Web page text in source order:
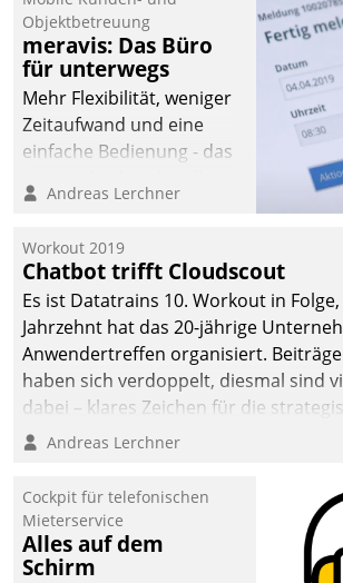
Objektbetreuung
meravis: Das Büro
für unterwegs
Mehr Flexibilität, weniger
Zeitaufwand und eine
einfache Bedienung - das
Cockpit für mobile
Datatrain. Die meravis
Wohnungsbau- und
Immobilien GmbH hat
sich dabei für den Betrieb
der Lösung über die SAP
Cloud Platform
entschieden - als erstes
Unternehmen am
Andreas Lerchner
Workout 2019
Chatbot trifft Cloudscout
Es ist Datatrains 10. Workout in
Jahrzehnt hat das 20-jährige
Anwendertreffen organisiert.
haben sich verdoppelt, diesmal sind
dabei – klares Zeichen für die
Fokussierung auf den Kunden.
Andreas Lerchner
Cockpit für telefonischen
Mieterservice
Alles auf dem
Schirm